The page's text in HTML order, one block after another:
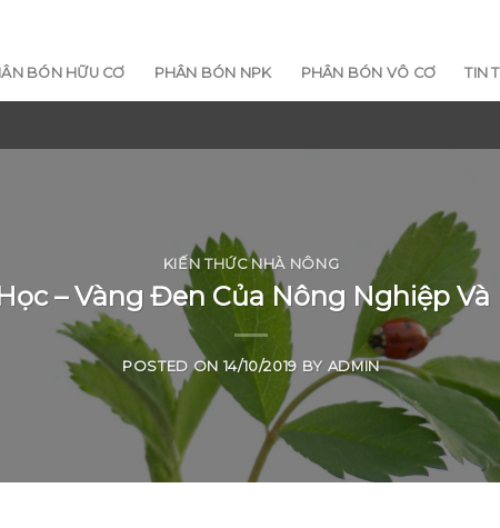
BÓN HỮU CƠ PHÂN BÓN NPK PHÂN BÓN VÔ CƠ TIN
KIẾN THỨC NHÀ NÔNG
– Vàng Đen Của Nông Nghiệp
POSTED ON 14/10/2019 BY ADMIN